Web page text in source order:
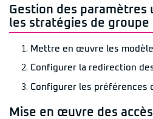
Gestion des paramètres
les stratégies de groupe
Mettre en œuvre les
Configurer la redirection
Configurer les préférences
Mise en œuvre des